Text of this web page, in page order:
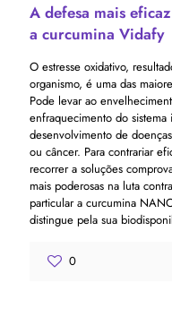
A defesa mais
a curcumina Vidafy
O estresse oxidativo,
organismo, é uma das
Pode levar ao
enfraquecimento do
desenvolvimento de
ou câncer. Para contrariar
recorrer a soluções
mais poderosas na luta
particular a curcumina
distingue pela sua
0